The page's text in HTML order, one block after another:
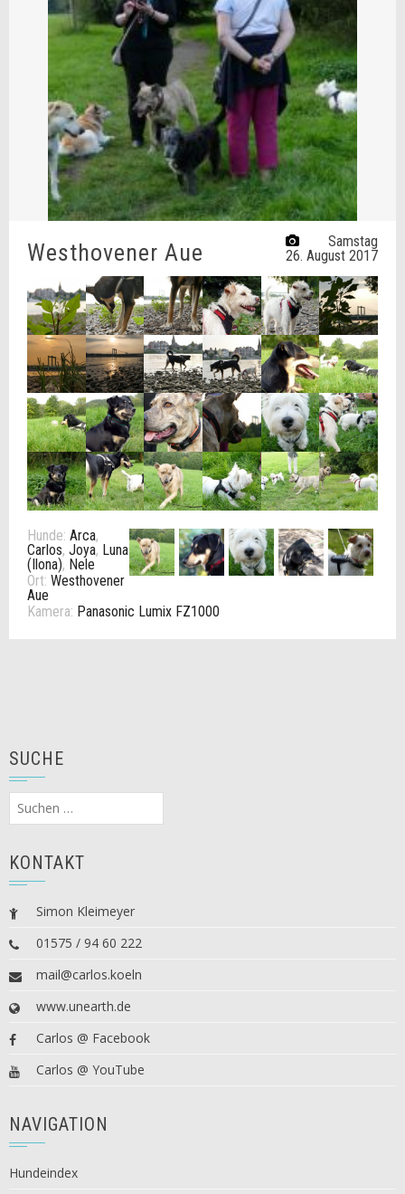
Samstag
26. August 2017
Westhovener Aue
Hunde: Arca,
Carlos, Joya, Luna
(Ilona), Nele
Ort: Westhovener
Aue
Kamera: Panasonic Lumix FZ1000
SUCHE
Suchen
nach:
KONTAKT
Simon Kleimeyer
01575 / 94 60 222
mail@carlos.koeln
www.unearth.de
Carlos @ Facebook
Carlos @ YouTube
NAVIGATION
Hundeindex